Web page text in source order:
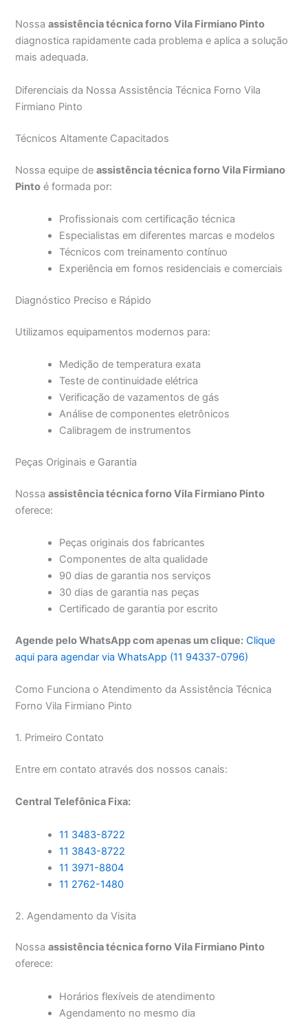
Nossaassistência técnica forno Vila Firmiano Pinto
diagnostica rapidamente cada problema e aplica a solução
mais adequada.
Diferenciais da Nossa Assistência Técnica Forno Vila
Firmiano Pinto
Técnicos Altamente Capacitados
Nossa equipe deassistência técnica forno Vila Firmiano
Pinto é formada por:
Profissionais com certificação técnica
Especialistas em diferentes marcas e modelos
Técnicos com treinamento contínuo
Experiência em fornos residenciais e comerciais
Diagnóstico Preciso e Rápido
Utilizamos equipamentos modernos para:
Medição de temperatura exata
Teste de continuidade elétrica
Verificação de vazamentos de gás
Análise de componentes eletrônicos
Calibragem de instrumentos
Peças Originais e Garantia
Nossaassistência técnica forno Vila Firmiano Pinto
oferece:
Peças originais dos fabricantes
Componentes de alta qualidade
90 dias de garantia nos serviços
30 dias de garantia nas peças
Certificado de garantia por escrito
Agende pelo WhatsApp com apenas um clique: Clique
aqui para agendar via WhatsApp (11 94337-0796)
Como Funciona o Atendimento da Assistência Técnica
Forno Vila Firmiano Pinto
1. Primeiro Contato
Entre em contato através dos nossos canais:
Central Telefônica Fixa:
11 3483-8722
11 3843-8722
11 3971-8804
11 2762-1480
2. Agendamento da Visita
Nossaassistência técnica forno Vila Firmiano Pinto
oferece:
Horários flexíveis de atendimento
Agendamento no mesmo dia